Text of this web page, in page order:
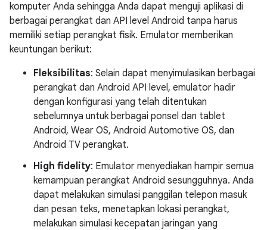
komputer Anda sehingga Anda dapat menguji aplikasi di
berbagai perangkat dan API level Android tanpa harus
memiliki setiap perangkat fisik. Emulator memberikan
keuntungan berikut:
Fleksibilitas: Selain dapat menyimulasikan berbagai
perangkat dan Android API level, emulator hadir
dengan konfigurasi yang telah ditentukan
sebelumnya untuk berbagai ponsel dan tablet
Android, Wear OS, Android Automotive OS, dan
Android TV perangkat.
High fidelity: Emulator menyediakan hampir semua
kemampuan perangkat Android sesungguhnya. Anda
dapat melakukan simulasi panggilan telepon masuk
dan pesan teks, menetapkan lokasi perangkat,
melakukan simulasi kecepatan jaringan yang